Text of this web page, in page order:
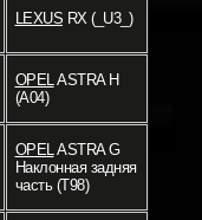
LEXUS RX (_U3_)
OPELASTRA H
(A04)
OPELASTRA G
Наклонная задняя
часть (T98)